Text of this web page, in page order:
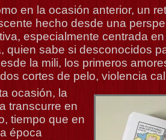
en la ocasión anterior, un
hecho desde una
especialmente centrada
quien sabe si desconocidos
la mili, los primeros
cortes de pelo, violencia
ocasión, la
transcurre en
tiempo que en
época